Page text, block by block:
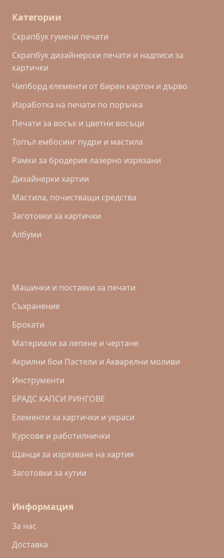
Категории
Скрапбук гумени печати
Скрапбук дизайнерски печати и надписи за
картички
Чипборд елементи от бирен картон и дърво
Изработка на печати по поръчка
Печати за восък и цветни восъци
Топъл ембосинг пудри и мастила
Рамки за бродерия лазерно изрязани
Дизайнерки хартии
Mастила, почистващи средства
Заготовки за картички
Албуми
Машинки и поставки за печати
Съхранение
Брокати
Материали за лепене и чертане
Акрилни бои Пастели и Акварелни моливи
Инструменти
БРАДС КАПСИ РИНГОВЕ
Eлементи за картички и украси
Курсове и работилнички
Щанци за изрязване на хартия
Заготовки за кутии
Информация
За нас
Доставка